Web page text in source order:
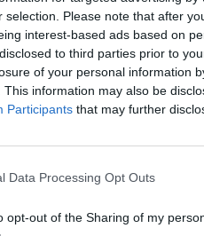
selection. Please note that after
interest-based ads based on
to third parties prior to
of your personal information
This information may also be
Participants that may further
Data Processing Opt Outs
opt-out of the Sharing of my
SIGNATURE
meglepetést okozott
ilyet
villantott az olajcég.